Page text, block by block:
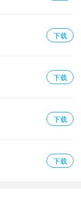
下载
下载
下载
下载